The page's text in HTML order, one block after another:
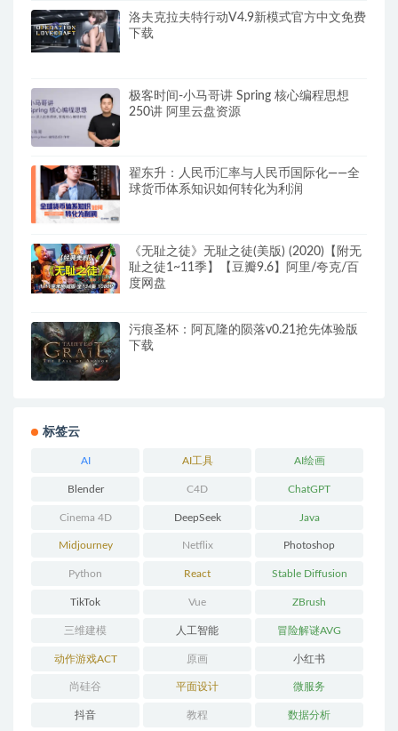
洛夫克拉夫特行动V4.9新模式官方中文免费
下载
极客时间-小马哥讲 Spring 核心编程思想
250讲 阿里云盘资源
翟东升：人民币汇率与人民币国际化——全
球货币体系知识如何转化为利润
《无耻之徒》无耻之徒(美版) (2020)【附无
耻之徒1~11季】【豆瓣9.6】阿里/夸克/百
度网盘
污痕圣杯：阿瓦隆的陨落v0.21抢先体验版
下载
标签云
AI AI工具 AI绘画
Blender C4D ChatGPT
Cinema 4D DeepSeek Java
Midjourney Netflix Photoshop
Python React Stable Diffusion
TikTok Vue ZBrush
三维建模 人工智能 冒险解谜AVG
动作游戏ACT 原画 小红书
尚硅谷 平面设计 微服务
抖音 教程 数据分析